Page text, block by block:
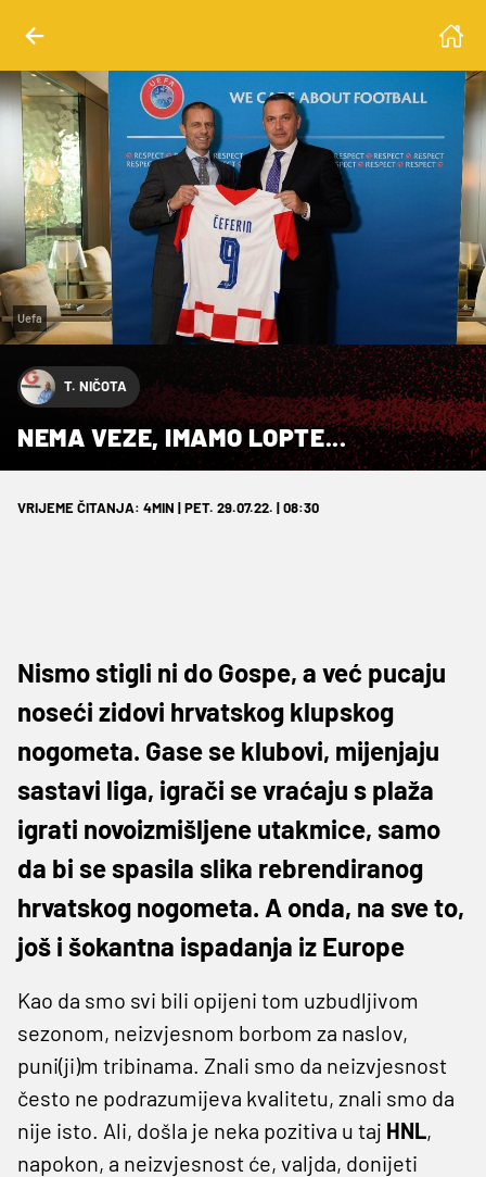
Uefa
T. NIČOTA
NEMA VEZE, IMAMO LOPTE...
VRIJEME ČITANJA: 4MIN | PET. 29.07.22. | 08:30
Nismo stigli ni do Gospe, a već pucaju
noseći zidovi hrvatskog klupskog
nogometa. Gase se klubovi, mijenjaju
sastavi liga, igrači se vraćaju s plaža
igrati novoizmišljene utakmice, samo
da bi se spasila slika rebrendiranog
hrvatskog nogometa. A onda, na sve to,
još i šokantna ispadanja iz Europe
Kao da smo svi bili opijeni tom uzbudljivom
sezonom, neizvjesnom borbom za naslov,
puni(ji)m tribinama. Znali smo da neizvjesnost
često ne podrazumijeva kvalitetu, znali smo da
nije isto. Ali, došla je neka pozitiva u taj HNL,
napokon, a neizvjesnost će, valjda, donijeti